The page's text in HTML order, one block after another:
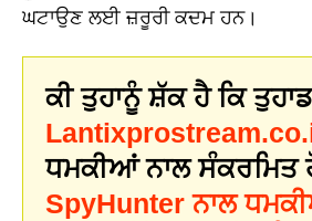
ਘਟਾਉਣ ਲਈ ਜ਼ਰੂਰੀ ਕਦਮ ਹਨ।
ਕੀ ਤੁਹਾਨੂੰ ਸ਼ੱਕ ਹੈ ਕਿ
ਧਮਕੀਆਂ ਨਾਲ ਸੰਕਰਮਿਤ
SpyHunter ਨਾਲ